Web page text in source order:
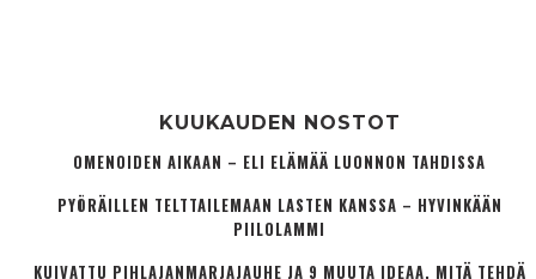
KUUKAUDEN NOSTOT
OMENOIDEN AIKAAN – ELI ELÄMÄÄ LUONNON TAHDISSA
PYÖRÄILLEN TELTTAILEMAAN LASTEN KANSSA – HYVINKÄÄN
PIILOLAMMI
KUIVATTU PIHLAJANMARJAJAUHE JA 9 MUUTA IDEAA, MITÄ TEHDÄ